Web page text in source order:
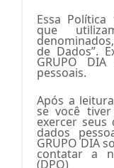
Essa
que
de Dados”.
GRUPO
pessoais.
Após a
se você tiver
exercer seus
dados
GRUPO DIA
contatar a